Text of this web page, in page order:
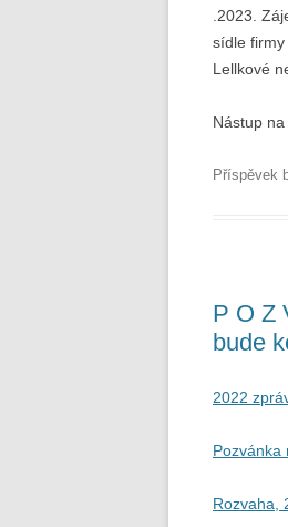
.2023.
sídle
Lellkové
Nástup
Příspěvek
P O Z
bude
2022
Pozvánka
Rozvaha,